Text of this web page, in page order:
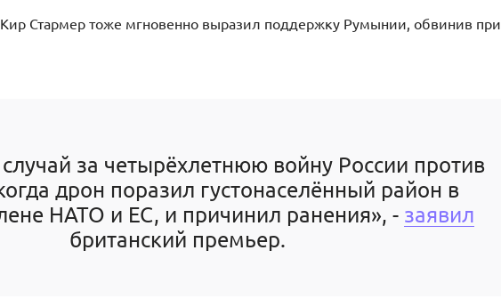
Стармер тоже мгновенно выразил поддержку Румынии, обвинив при
за четырёхлетнюю войну России против
дрон поразил густонаселённый район в
НАТО и ЕС, и причинил ранения», - заявил
британский премьер.